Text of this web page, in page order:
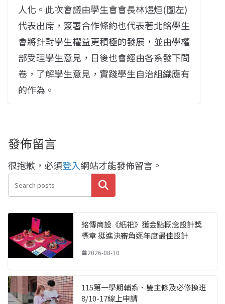
人化。此次會議由學生會會長林煜烜(圖左)
代表出席，簽署合作條約也代表著北銘學生
會將針對學生權益更積極的發展，並由學權
部受理學生意見，日後也會經由各系發下問
卷，了解學生意見，實踐學生自治組織應有
的作為。
發佈留言
很抱歉，必須登入網站才能發佈留言。
搜尋
銘傳商設《紙祀》獲金點概念設計獎
標章 挺進決審角逐年度最佳設計
2026-08-10
115第一學期輔系、雙主修及必修換班
8/10-17線上申請